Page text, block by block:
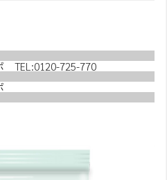
TEL:0120-725-770